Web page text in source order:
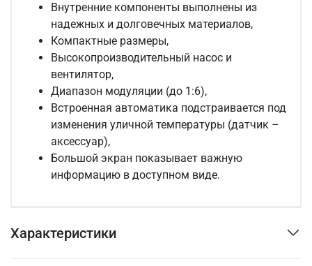
Внутренние компоненты выполнены из
надежных и долговечных материалов,
Компактные размеры,
Высокопроизводительный насос и
вентилятор,
Диапазон модуляции (до 1:6),
Встроенная автоматика подстраивается под
изменения уличной температуры (датчик –
аксессуар),
Большой экран показывает важную
информацию в доступном виде.
Характеристики